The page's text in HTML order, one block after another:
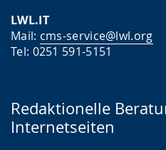
LWL.IT
Mail: cms-service@lwl.org
Tel: 0251 591-5151
Redaktionelle
Internetseiten